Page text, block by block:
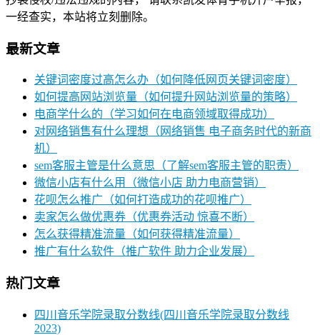
一经查实，本站将立刻删除。
最新文章
关键词密度过高怎么办（如何降低网页关键词密度）
如何提高网站浏览量（如何提升网站浏览量的策略）
电商学什么的（学习如何在电商领域取得成功）
对网络销售有什么理想（网络销售 电子商务时代的新商
机）
sem客服主管是什么意思（了解sem客服主管的职责）
微信小店有什么用（微信小店 助力电商营销）
花呗怎么推广（如何打造成功的花呗推广）
卖家怎么做优惠券（优惠券活动 惊喜不断）
怎么获得精准流量（如何获得精准流量）
推广有什么软件（推广软件 助力企业发展）
热门文章
四川音乐学院录取分数线(四川音乐学院录取分数线
2023)